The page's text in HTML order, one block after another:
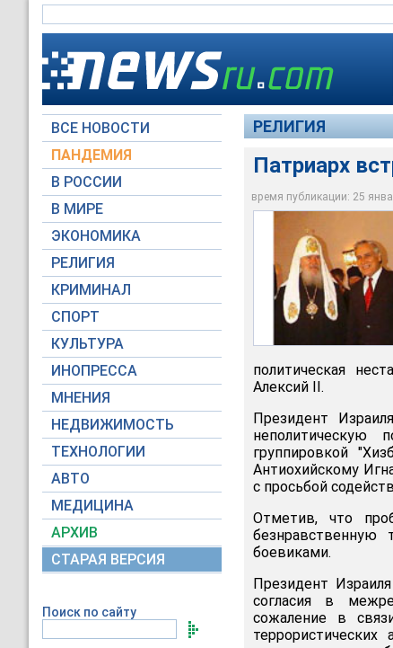
ВСЕ НОВОСТИ
ПАНДЕМИЯ
В РОССИИ
В МИРЕ
ЭКОНОМИКА
РЕЛИГИЯ
КРИМИНАЛ
СПОРТ
КУЛЬТУРА
ИНОПРЕССА
МНЕНИЯ
НЕДВИЖИМОСТЬ
ТЕХНОЛОГИИ
АВТО
МЕДИЦИНА
АРХИВ
СТАРАЯ ВЕРСИЯ
Поиск по сайту
РЕЛИГИЯ
Патриарх
время публикации: 25
Патриарх
Фото Службы
политическая
Алексий II.
Президент
неполитическую
группировкой
Антиохийскому
с просьбой
Отметив, что
безнравственную
боевиками.
Президент
согласия в
сожаление в